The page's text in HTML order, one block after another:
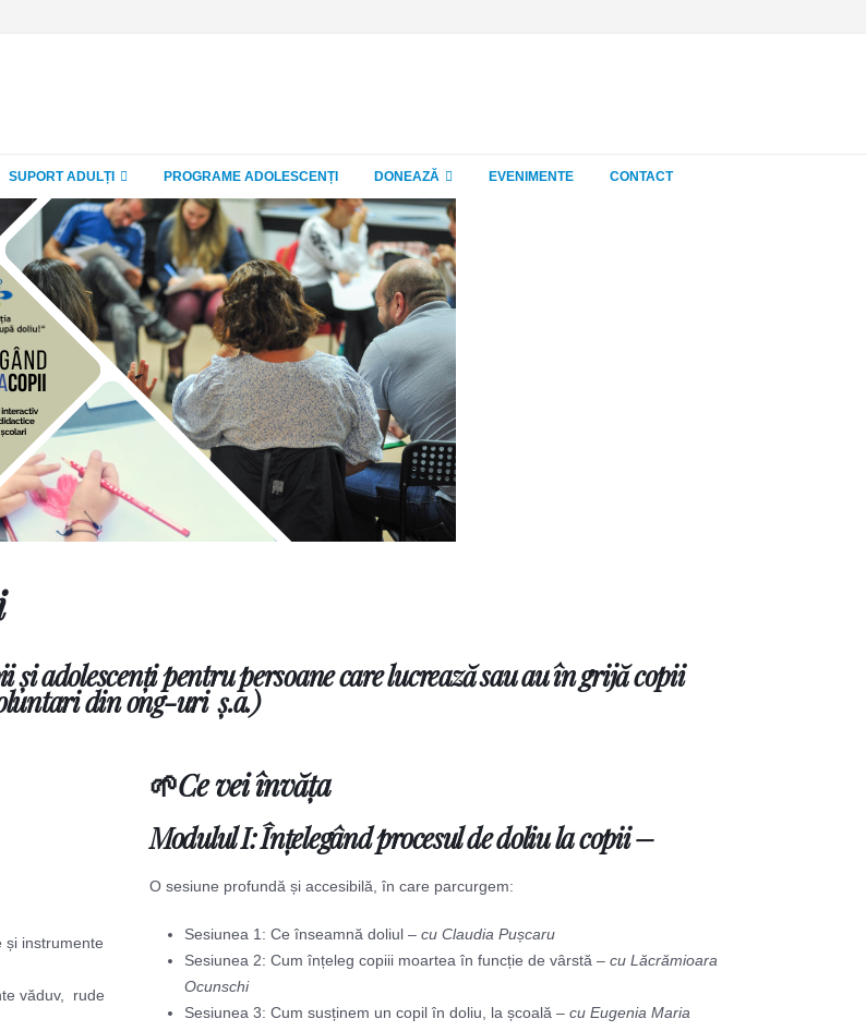
SUPORT ADULȚI PROGRAME ADOLESCENȚI DONEAZĂ EVENIMENTE CONTACT
și adolescențipentrupersoane care lucrează sau au în grijă copii
din ong-uri ș.a.)
și instrumente
văduv, rude
🌱Ce vei învăța
Modulul I:Înțelegând procesul de doliu la copii –
O sesiune profundă și accesibilă, în care parcurgem:
Sesiunea 1: Ce înseamnă doliul – cu Claudia Pușcaru
Sesiunea 2: Cum înțeleg copiii moartea în funcție de vârstă – cu Lăcrămioara
Ocunschi
Sesiunea 3: Cum susținem un copil în doliu, la școală – cu Eugenia Maria